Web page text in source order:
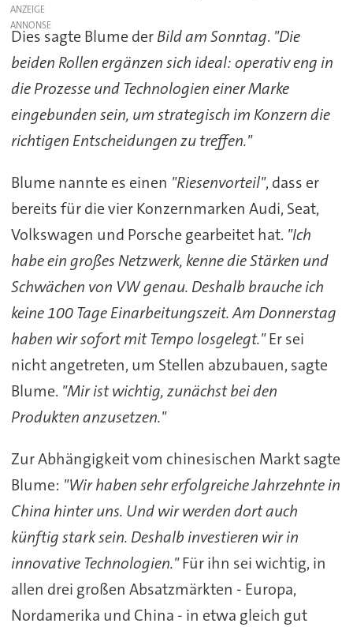
ANZEIGE
Dies sagte Blume derBild am Sonntag. "Die
beiden Rollen ergänzen sich ideal: operativ eng in
die Prozesse und Technologien einer Marke
eingebunden sein, um strategisch im Konzern die
richtigen Entscheidungen zu treffen."
Blume nannte es einen "Riesenvorteil", dass er
bereits für die vier Konzernmarken Audi, Seat,
Volkswagen und Porsche gearbeitet hat. "Ich
habe ein großes Netzwerk, kenne die Stärken und
Schwächen von VW genau. Deshalb brauche ich
keine 100 Tage Einarbeitungszeit. Am Donnerstag
haben wir sofort mit Tempo losgelegt."Er sei
nicht angetreten, um Stellen abzubauen, sagte
Blume. "Mir ist wichtig, zunächst bei den
Produkten anzusetzen."
Zur Abhängigkeit vom chinesischen Markt sagte
Blume: "Wir haben sehr erfolgreiche Jahrzehnte in
China hinter uns. Und wir werden dort auch
künftig stark sein. Deshalb investieren wir in
innovative Technologien."Für ihn sei wichtig, in
allen drei großen Absatzmärkten - Europa,
Nordamerika und China - in etwa gleich gut